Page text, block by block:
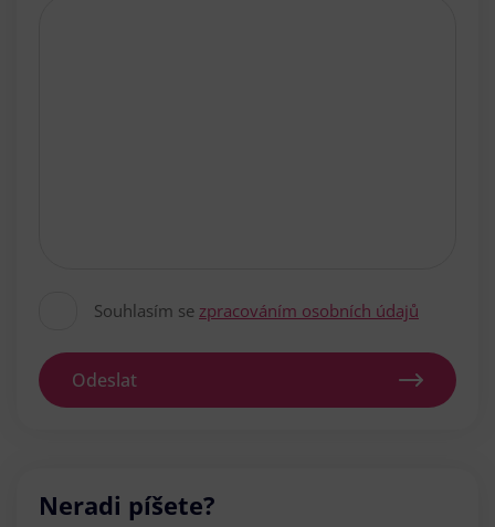
Souhlasím se zpracováním osobních údajů
Odeslat
Neradi píšete?